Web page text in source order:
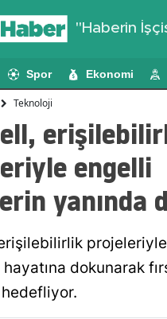
"Haberin
Spor Ekonomi
Teknoloji
engelli
yanında
dokunarak
hedefliyor.